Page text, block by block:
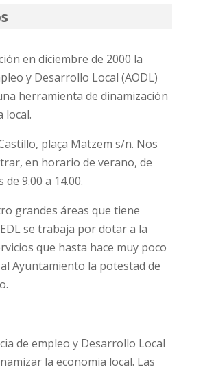
en diciembre de 2000 la
y Desarrollo Local (AODL)
herramienta de dinamización
local.
plaça Matzem s/n. Nos
en horario de verano, de
9.00 a 14.00.
grandes áreas que tiene
se trabaja por dotar a la
que hasta hace muy poco
Ayuntamiento la potestad de
de empleo y Desarrollo Local
la economia local. Las